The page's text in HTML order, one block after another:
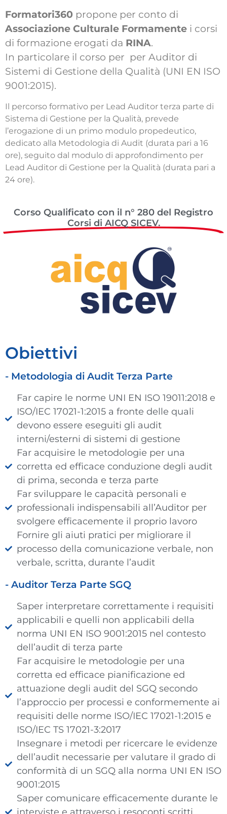
Formatori360 propone per conto di
Associazione Culturale Formamente i corsi
di formazione erogati da RINA.
In particolare il corso per per Auditor di
Sistemi di Gestione della Qualità (UNI EN ISO
9001:2015).
Il percorso formativo per Lead Auditor terza parte di
Sistema di Gestione per la Qualità, prevede
l’erogazione di un primo modulo propedeutico,
dedicato alla Metodologia di Audit (durata pari a 16
ore), seguito dal modulo di approfondimento per
Lead Auditor di Gestione per la Qualità (durata pari a
24 ore).
Corso Qualificato con il n° 280 del Registro
Corsi di AICQ SICEV.
Obiettivi
- Metodologia di Audit Terza Parte
Far capire le norme UNI EN ISO 19011:2018 e
ISO/IEC 17021-1:2015 a fronte delle quali
devono essere eseguiti gli audit
interni/esterni di sistemi di gestione
Far acquisire le metodologie per una
corretta ed efficace conduzione degli audit
di prima, seconda e terza parte
Far sviluppare le capacità personali e
professionali indispensabili all’Auditor per
svolgere efficacemente il proprio lavoro
Fornire gli aiuti pratici per migliorare il
processo della comunicazione verbale, non
verbale, scritta, durante l’audit
- Auditor Terza Parte SGQ
Saper interpretare correttamente i requisiti
applicabili e quelli non applicabili della
norma UNI EN ISO 9001:2015 nel contesto
dell’audit di terza parte
Far acquisire le metodologie per una
corretta ed efficace pianificazione ed
attuazione degli audit del SGQ secondo
l’approccio per processi e conformemente ai
requisiti delle norme ISO/IEC 17021-1:2015 e
ISO/IEC TS 17021-3:2017
Insegnare i metodi per ricercare le evidenze
dell’audit necessarie per valutare il grado di
conformità di un SGQ alla norma UNI EN ISO
9001:2015
Saper comunicare efficacemente durante le